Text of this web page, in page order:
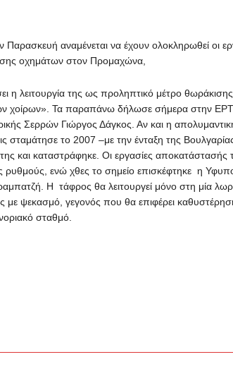
Παρασκευή αναμένεται να έχουν ολοκληρωθεί οι
οχημάτων στον Προμαχώνα,
η λειτουργία της ως προληπτικό μέτρο
χοίρων». Τα παραπάνω δήλωσε σήμερα στην
Σερρών Γιώργος Δάγκος. Αν και η
σταμάτησε το 2007 –με την ένταξη της
και καταστράφηκε. Οι εργασίες αποκατάστασής
ρυθμούς, ενώ χθες το σημείο επισκέφτηκε η
Η τάφρος θα λειτουργεί μόνο στη μία
ψεκασμό, γεγονός που θα επιφέρει
σταθμό.